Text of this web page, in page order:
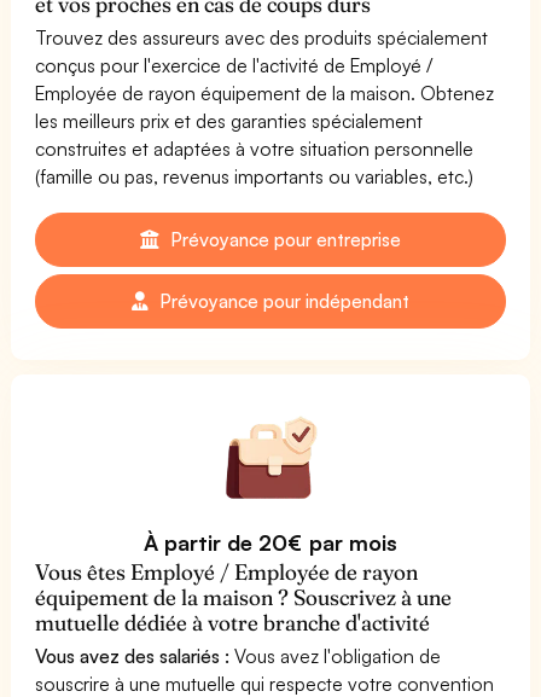
Trouvez des assureurs avec des produits spécialement
conçus pour l'exercice de l'activité de Employé /
Employée de rayon équipement de la maison. Obtenez
les meilleurs prix et des garanties spécialement
construites et adaptées à votre situation personnelle
(famille ou pas, revenus importants ou variables, etc.)
Prévoyance pour entreprise
Prévoyance pour indépendant
À partir de 20€ par mois
Vous êtes Employé / Employée de rayon
équipement de la maison ? Souscrivez à une
mutuelle dédiée à votre branche d'activité
Vous avez des salariés : Vous avez l'obligation de
souscrire à une mutuelle qui respecte votre convention